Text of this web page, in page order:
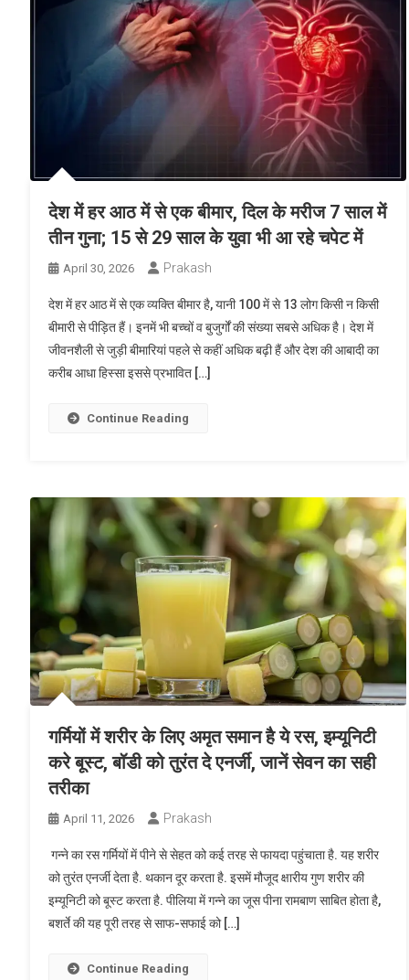
देश में हर आठ में से एक बीमार, दिल के मरीज 7 साल में
तीन गुना; 15 से 29 साल के युवा भी आ रहे चपेट में
April 30, 2026 Prakash
देश में हर आठ में से एक व्यक्ति बीमार है, यानी 100 में से 13 लोग किसी न किसी
बीमारी से पीड़ित हैं। इनमें भी बच्चों व बुजुर्गों की संख्या सबसे अधिक है। देश में
जीवनशैली से जुड़ी बीमारियां पहले से कहीं अधिक बढ़ी हैं और देश की आबादी का
करीब आधा हिस्सा इससे प्रभावित […]
Continue Reading
गर्मियों में शरीर के लिए अमृत समान है ये रस, इम्यूनिटी
करे बूस्ट, बॉडी को तुरंत दे एनर्जी, जानें सेवन का सही
तरीका
April 11, 2026 Prakash
गन्ने का रस गर्मियों में पीने से सेहत को कई तरह से फायदा पहुंचाता है. यह शरीर
को तुरंत एनर्जी देता है. थकान दूर करता है. इसमें मौजूद क्षारीय गुण शरीर की
इम्यूनिटी को बूस्ट करता है. पीलिया में गन्ने का जूस पीना रामबाण साबित होता है,
बशर्ते की यह पूरी तरह से साफ-सफाई को […]
Continue Reading